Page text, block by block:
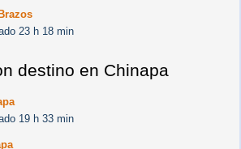
23 h 18 min
destino en Chinapa
19 h 33 min